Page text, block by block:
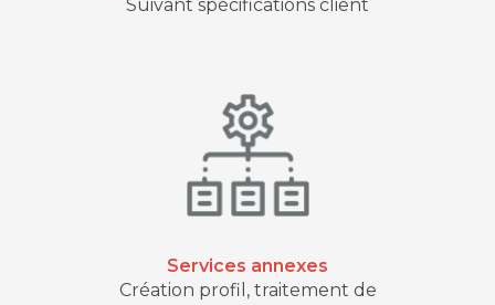
Suivant spécifications client
Services annexes
Création profil, traitement de